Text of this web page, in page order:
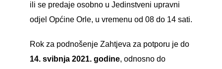
ili se predaje osobno u Jedinstveni upravni
odjel Općine Orle, u vremenu od 08 do 14 sati.
Rok za podnošenje Zahtjeva za potporu je do
14. svibnja 2021. godine, odnosno do